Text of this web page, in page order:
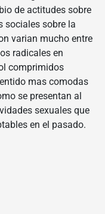
de actitudes sobre
sociales sobre la
varian mucho entre
radicales en
comprimidos
mas comodas
se presentan al
sexuales que
en el pasado.